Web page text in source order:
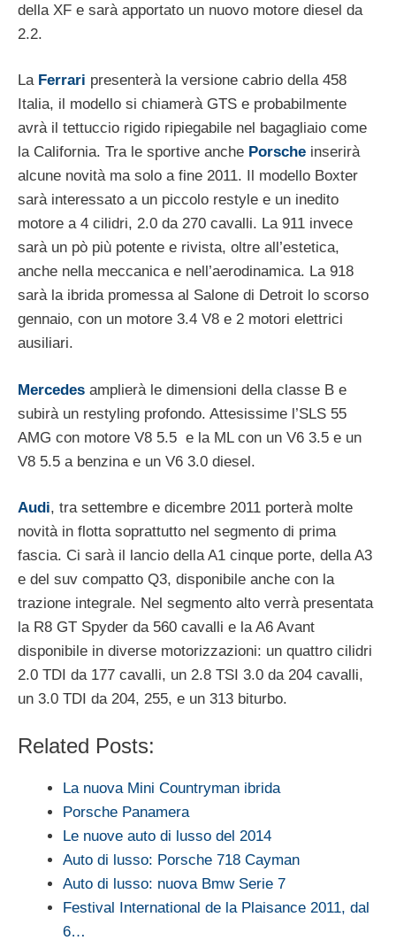
della XF e sarà apportato un nuovo motore diesel da
2.2.
La Ferrari presenterà la versione cabrio della 458
Italia, il modello si chiamerà GTS e probabilmente
avrà il tettuccio rigido ripiegabile nel bagagliaio come
la California. Tra le sportive anche Porsche inserirà
alcune novità ma solo a fine 2011. Il modello Boxter
sarà interessato a un piccolo restyle e un inedito
motore a 4 cilidri, 2.0 da 270 cavalli. La 911 invece
sarà un pò più potente e rivista, oltre all’estetica,
anche nella meccanica e nell’aerodinamica. La 918
sarà la ibrida promessa al Salone di Detroit lo scorso
gennaio, con un motore 3.4 V8 e 2 motori elettrici
ausiliari.
Mercedes amplierà le dimensioni della classe B e
subirà un restyling profondo. Attesissime l’SLS 55
AMG con motore V8 5.5 e la ML con un V6 3.5 e un
V8 5.5 a benzina e un V6 3.0 diesel.
Audi, tra settembre e dicembre 2011 porterà molte
novità in flotta soprattutto nel segmento di prima
fascia. Ci sarà il lancio della A1 cinque porte, della A3
e del suv compatto Q3, disponibile anche con la
trazione integrale. Nel segmento alto verrà presentata
la R8 GT Spyder da 560 cavalli e la A6 Avant
disponibile in diverse motorizzazioni: un quattro cilidri
2.0 TDI da 177 cavalli, un 2.8 TSI 3.0 da 204 cavalli,
un 3.0 TDI da 204, 255, e un 313 biturbo.
Related Posts:
La nuova Mini Countryman ibrida
Porsche Panamera
Le nuove auto di lusso del 2014
Auto di lusso: Porsche 718 Cayman
Auto di lusso: nuova Bmw Serie 7
Festival International de la Plaisance 2011, dal
6…